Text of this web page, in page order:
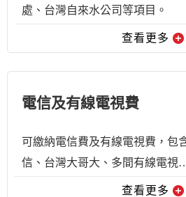
處、台灣自來水公司等項目。
查看更多
電信及有線電視費
可繳納電信費及有線電視費，包
信、台灣大哥大、多間有線電視
查看更多